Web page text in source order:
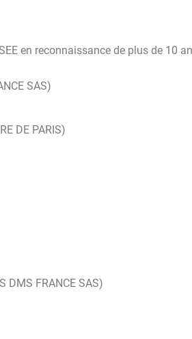
en reconnaissance de plus de 10
SAS)
DE PARIS)
DMS FRANCE SAS)